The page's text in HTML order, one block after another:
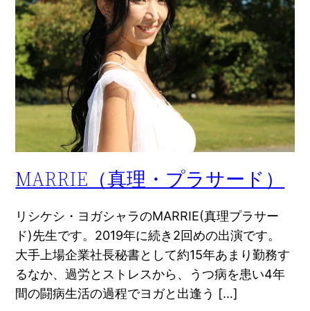
MARRIE（真理・プラサード）
リシケシ・ヨガシャラのMARRIE(真理プラサー
ド)先生です。2019年に続き2回めの出演です。
大手上場企業社長秘書として約15年あまり勤務す
るなか、過労とストレスから、うつ病を患い4年
間の闘病生活の過程でヨガと出逢う […]